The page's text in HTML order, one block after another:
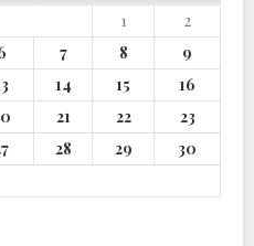
1
2
7 8
9
14 15
16
21 22
23
28 29
30